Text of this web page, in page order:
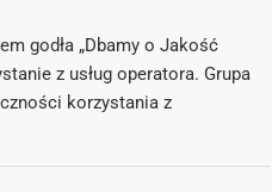
godła „Dbamy o Jakość
z usług operatora. Grupa
korzystania z